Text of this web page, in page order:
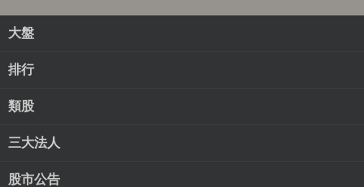
大盤
排行
類股
三大法人
股市公告